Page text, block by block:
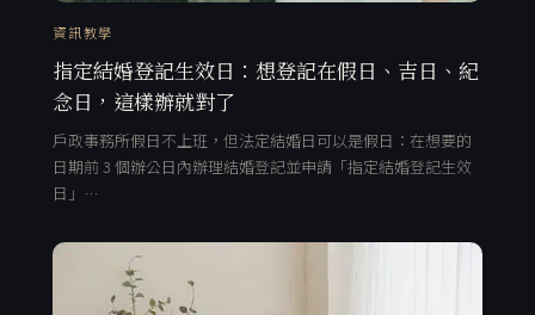
資訊教學
指定結婚登記生效日：想登記在假日、吉日、紀
念日，這樣辦就對了
戶政事務所假日不上班，但法定結婚日可以是假日：在想要的
日期前 3 個辦公日內辦理結婚登記並申請「指定結婚登記生效
日」…